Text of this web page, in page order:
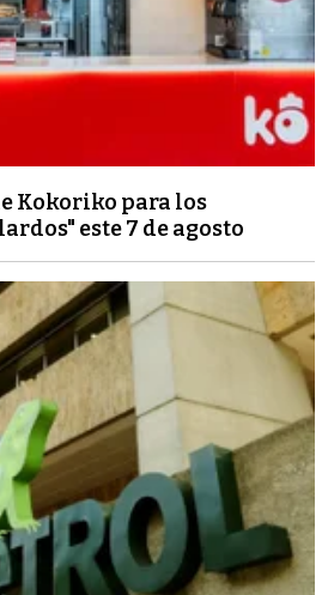
Kokoriko para los
este 7 de agosto